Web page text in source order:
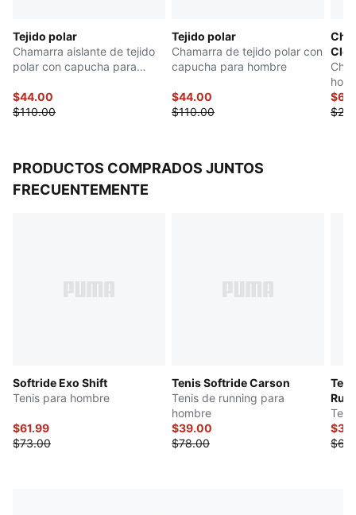
Tejido polar
Chamarra aislante de tejido
polar con capucha para
$44.00
$110.00
Tejido polar
Chamarra de tejido polar con
capucha para hombre
$44.00
$110.00
PRODUCTOS COMPRADOS JUNTOS
FRECUENTEMENTE
Softride Exo Shift
Tenis para hombre
$61.99
$73.00
Tenis Softride Carson
Tenis de running para
hombre
$39.00
$78.00